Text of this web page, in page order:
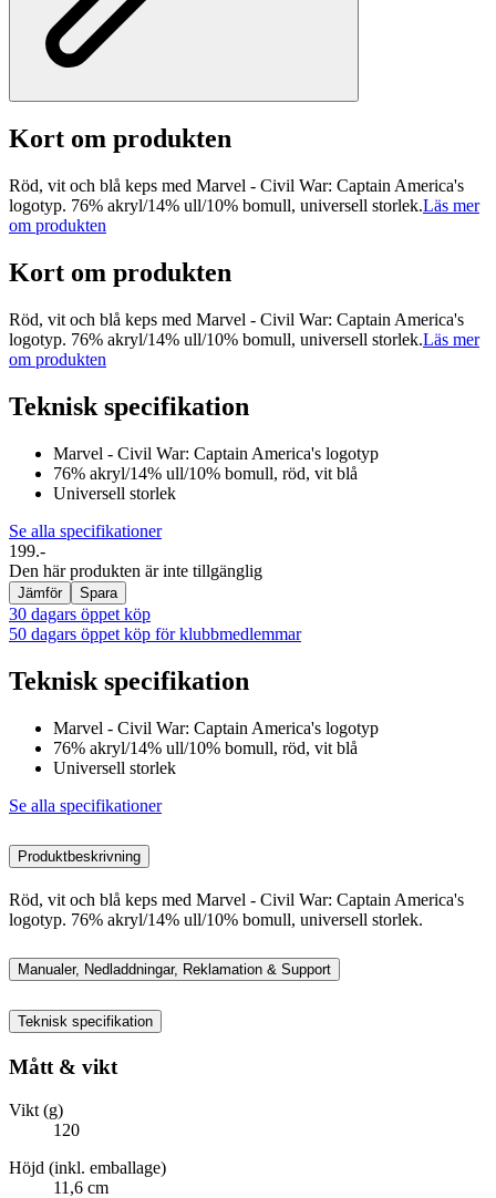
Kort om produkten
Röd, vit och blå keps med Marvel - Civil War: Captain America's
logotyp. 76% akryl/14% ull/10% bomull, universell storlek.Läs mer
om produkten
Kort om produkten
Röd, vit och blå keps med Marvel - Civil War: Captain America's
logotyp. 76% akryl/14% ull/10% bomull, universell storlek.Läs mer
om produkten
Teknisk specifikation
Marvel - Civil War: Captain America's logotyp
76% akryl/14% ull/10% bomull, röd, vit blå
Universell storlek
Se alla specifikationer
199.-
Den här produkten är inte tillgänglig
Jämför Spara
30 dagars öppet köp
50 dagars öppet köp för klubbmedlemmar
Teknisk specifikation
Marvel - Civil War: Captain America's logotyp
76% akryl/14% ull/10% bomull, röd, vit blå
Universell storlek
Se alla specifikationer
Produktbeskrivning
Röd, vit och blå keps med Marvel - Civil War: Captain America's
logotyp. 76% akryl/14% ull/10% bomull, universell storlek.
Manualer, Nedladdningar, Reklamation & Support
Teknisk specifikation
Mått & vikt
Vikt (g)
120
Höjd (inkl. emballage)
11,6 cm